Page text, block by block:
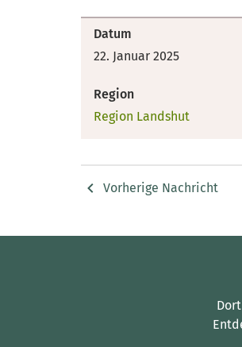
Datum
22. Januar 2025
Region
Region Landshut
Vorherige Nachricht